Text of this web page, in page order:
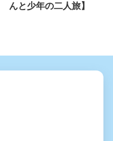
んと少年の二人旅】